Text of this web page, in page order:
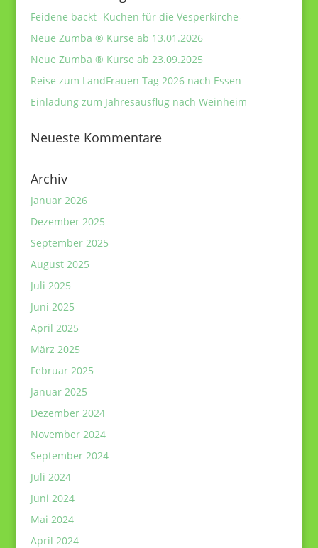
Feidene backt -Kuchen für die Vesperkirche-
Neue Zumba ® Kurse ab 13.01.2026
Neue Zumba ® Kurse ab 23.09.2025
Reise zum LandFrauen Tag 2026 nach Essen
Einladung zum Jahresausflug nach Weinheim
Neueste Kommentare
Archiv
Januar 2026
Dezember 2025
September 2025
August 2025
Juli 2025
Juni 2025
April 2025
März 2025
Februar 2025
Januar 2025
Dezember 2024
November 2024
September 2024
Juli 2024
Juni 2024
Mai 2024
April 2024